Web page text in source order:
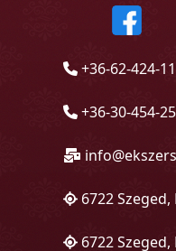
+36-62-424-
+36-30-454-
6722
6722